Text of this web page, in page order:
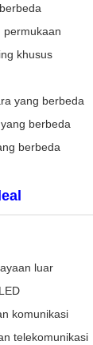
permukaan
khusus
yang berbeda
berbeda
berbeda
luar
komunikasi
telekomunikasi